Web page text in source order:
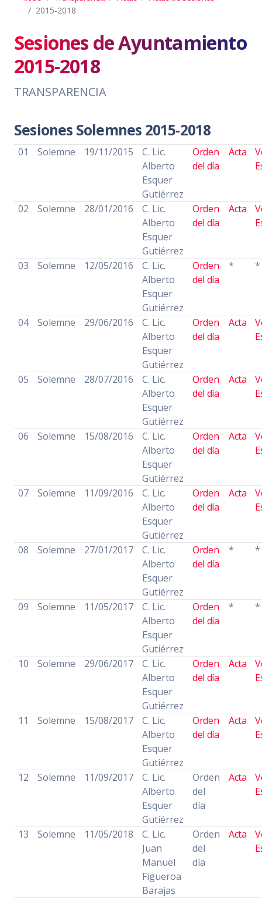
2015-2018
Sesiones de Ayuntamiento
2015-2018
TRANSPARENCIA
Sesiones Solemnes 2015-2018
01 Solemne 19/11/2015
C. Lic.
Alberto
Esquer
Gutiérrez
Orden
del día
Acta
02 Solemne 28/01/2016
C. Lic.
Alberto
Esquer
Gutiérrez
Orden
del día
Acta
03 Solemne 12/05/2016
C. Lic.
Alberto
Esquer
Gutiérrez
Orden
del día
* *
04 Solemne 29/06/2016
C. Lic.
Alberto
Esquer
Gutiérrez
Orden
del día
Acta
05 Solemne 28/07/2016
C. Lic.
Alberto
Esquer
Gutiérrez
Orden
del día
Acta
06 Solemne 15/08/2016
C. Lic.
Alberto
Esquer
Gutiérrez
Orden
del día
Acta
07 Solemne 11/09/2016
C. Lic.
Alberto
Esquer
Gutiérrez
Orden
del día
Acta
08 Solemne 27/01/2017
C. Lic.
Alberto
Esquer
Gutiérrez
Orden
del día
* *
09 Solemne 11/05/2017
C. Lic.
Alberto
Esquer
Gutiérrez
Orden
del día
* *
10 Solemne 29/06/2017
C. Lic.
Alberto
Esquer
Gutiérrez
Orden
del día
Acta
11 Solemne 15/08/2017
C. Lic.
Alberto
Esquer
Gutiérrez
Orden
del día
Acta
12 Solemne 11/09/2017
C. Lic.
Alberto
Esquer
Gutiérrez
Orden
del
día
Acta
13 Solemne 11/05/2018
C. Lic.
Juan
Manuel
Figueroa
Barajas
Orden
del
día
Acta